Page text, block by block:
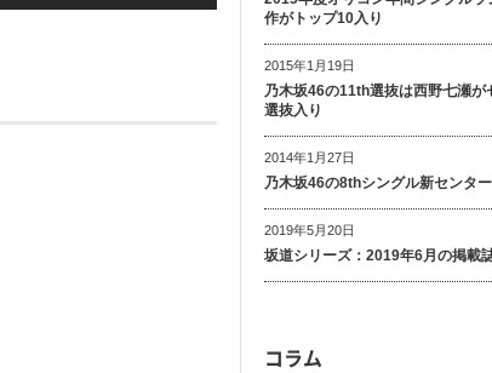
作がトップ10入り
2015年1月19日
乃木坂46の11th選抜は西野七瀬
選抜入り
2014年1月27日
乃木坂46の8thシングル新センタ
2019年5月20日
坂道シリーズ：2019年6月の掲載
コラム